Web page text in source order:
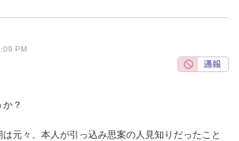
PM
？
元々、本人が引っ込み思案の人見知りだったこと